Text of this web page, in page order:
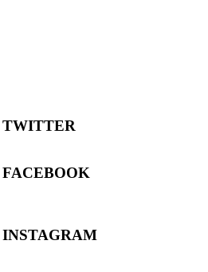
TWITTER
FACEBOOK
INSTAGRAM